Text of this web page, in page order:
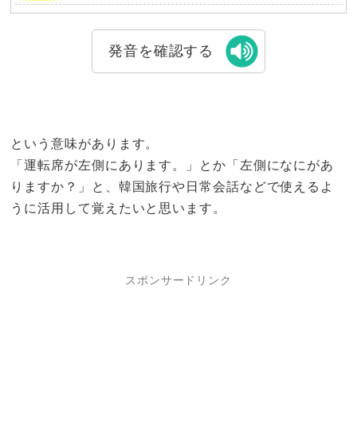
発音を確認する
という意味があります。
「運転席が左側にあります。」とか「左側になにがあ
りますか？」と、韓国旅行や日常会話などで使えるよ
うに活用して覚えたいと思います。
スポンサードリンク